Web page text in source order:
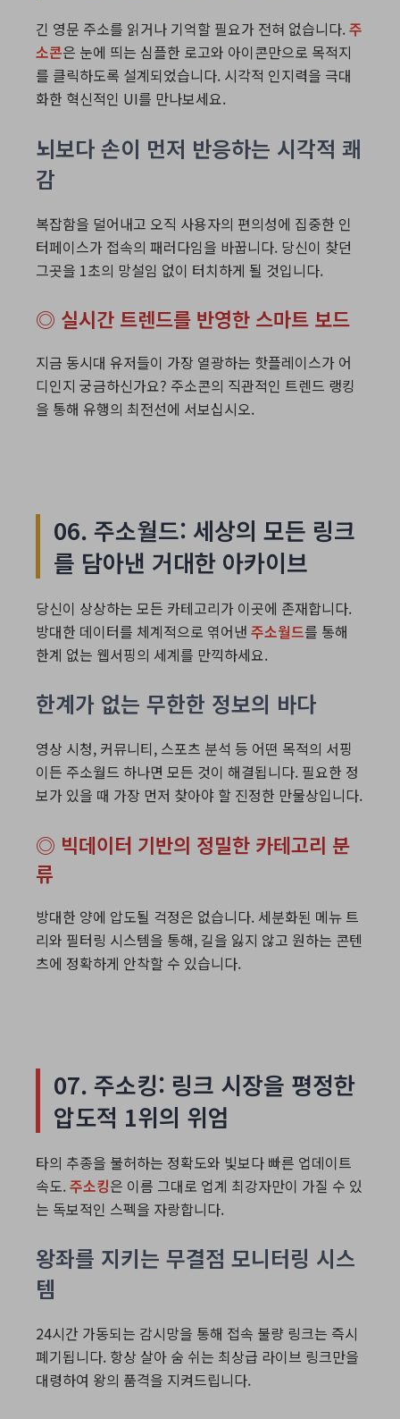
긴 영문 주소를 읽거나 기억할 필요가 전혀 없습니다.주
소콘은 눈에 띄는 심플한 로고와 아이콘만으로 목적지
를 클릭하도록 설계되었습니다. 시각적 인지력을 극대
화한 혁신적인 UI를 만나보세요.
뇌보다 손이 먼저 반응하는 시각적 쾌
감
복잡함을 덜어내고 오직 사용자의 편의성에 집중한 인
터페이스가 접속의 패러다임을 바꿉니다. 당신이 찾던
그곳을 1초의 망설임 없이 터치하게 될 것입니다.
◎ 실시간 트렌드를 반영한 스마트 보드
지금 동시대 유저들이 가장 열광하는 핫플레이스가 어
디인지 궁금하신가요? 주소콘의 직관적인 트렌드 랭킹
을 통해 유행의 최전선에 서보십시오.
06. 주소월드: 세상의 모든 링크
를 담아낸 거대한 아카이브
당신이 상상하는 모든 카테고리가 이곳에 존재합니다.
방대한 데이터를 체계적으로 엮어낸 주소월드를 통해
한계 없는 웹서핑의 세계를 만끽하세요.
한계가 없는 무한한 정보의 바다
영상 시청, 커뮤니티, 스포츠 분석 등 어떤 목적의 서핑
이든 주소월드 하나면 모든 것이 해결됩니다. 필요한 정
보가 있을 때 가장 먼저 찾아야 할 진정한 만물상입니다.
◎ 빅데이터 기반의 정밀한 카테고리 분
류
방대한 양에 압도될 걱정은 없습니다. 세분화된 메뉴 트
리와 필터링 시스템을 통해, 길을 잃지 않고 원하는 콘텐
츠에 정확하게 안착할 수 있습니다.
07. 주소킹: 링크 시장을 평정한
압도적 1위의 위엄
타의 추종을 불허하는 정확도와 빛보다 빠른 업데이트
속도.주소킹은 이름 그대로 업계 최강자만이 가질 수 있
는 독보적인 스펙을 자랑합니다.
왕좌를 지키는 무결점 모니터링 시스
템
24시간 가동되는 감시망을 통해 접속 불량 링크는 즉시
폐기됩니다. 항상 살아 숨 쉬는 최상급 라이브 링크만을
대령하여 왕의 품격을 지켜드립니다.